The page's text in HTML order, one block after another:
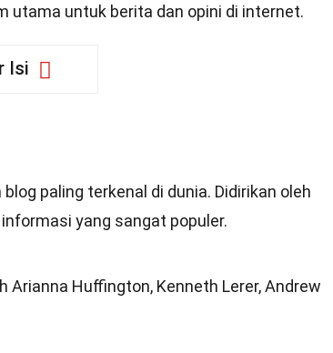
utama untuk berita dan opini di internet.
Isi
blog paling terkenal di dunia. Didirikan oleh
yang sangat populer.
Arianna Huffington, Kenneth Lerer, Andrew